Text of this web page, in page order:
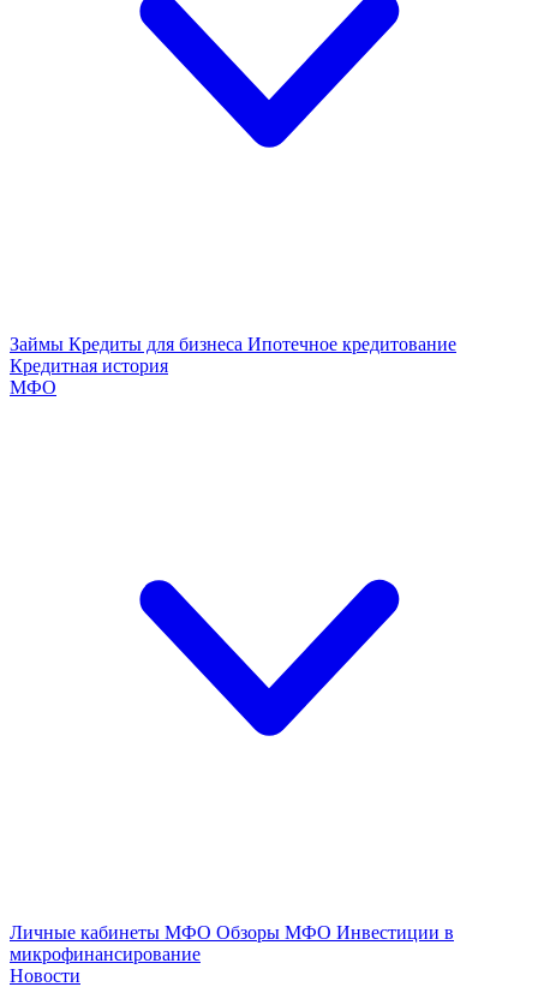
Займы Кредиты для бизнеса Ипотечное кредитование
Кредитная история
МФО
Личные кабинеты МФО Обзоры МФО Инвестиции в
микрофинансирование
Новости